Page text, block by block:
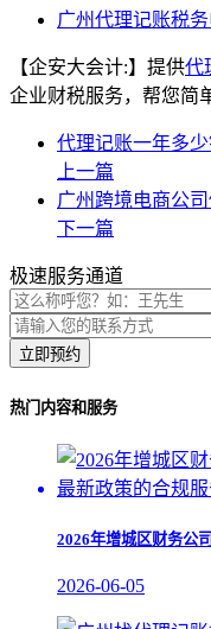
广州代理记账税
【企安大会计:】提供代
企业财税服务，帮您简
代理记账一年多
上一篇
广州跨境电商公
下一篇
极速服务通道
立即预约
热门内容和服务
2026年增城区财务公
2026-06-05